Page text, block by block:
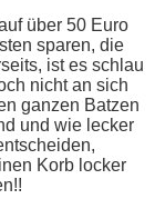
über 50 Euro
sparen, die
ist es schlau
nicht an sich
ganzen Batzen
und wie lecker
Korb locker